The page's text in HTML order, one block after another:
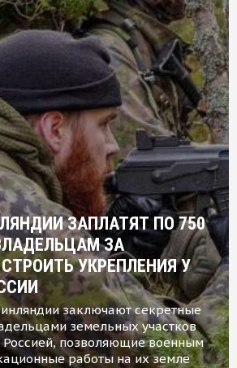
ЗАПЛАТЯТ ПО 750
ЗА
УКРЕПЛЕНИЯ У
заключают секретные
земельных участков
Россией, позволяющие военным
работы на их земле